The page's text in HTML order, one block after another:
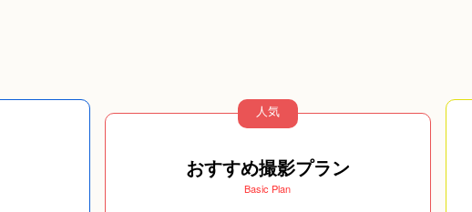
人気
おすすめ撮影プラン
Basic Plan